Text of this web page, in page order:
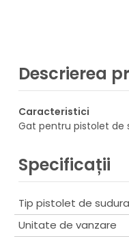
Descrierea
Caracteristici
Gat pentru pistolet de
Specificații
Tip pistolet de sudura
Unitate de vanzare